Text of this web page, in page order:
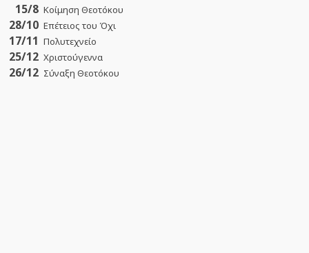
15/8 Κοίμηση Θεοτόκου
28/10 Επέτειος του Όχι
17/11 Πολυτεχνείο
25/12 Χριστούγεννα
26/12 Σύναξη Θεοτόκου